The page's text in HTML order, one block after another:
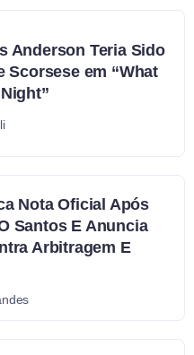
Anderson Teria Sido
Scorsese em “What
Nota Oficial Após
Santos E Anuncia
Arbitragem E